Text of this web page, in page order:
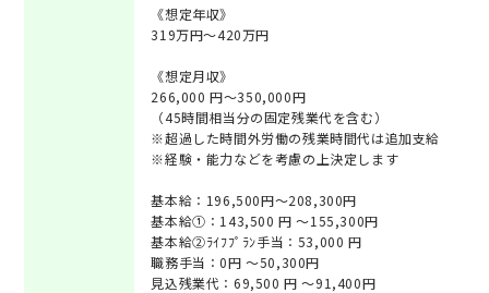
《想定年収》
319万円〜420万円
《想定月収》
266,000 円～350,000円
（45時間相当分の固定残業代を含む）
※超過した時間外労働の残業時間代は追加支給
※経験・能力などを考慮の上決定します
基本給：196,500円～208,300円
基本給①：143,500 円 ～155,300円
基本給②ﾗｲﾌﾌﾟﾗﾝ手当：53,000 円
職務手当：0円 ～50,300円
見込残業代：69,500 円 ～91,400円